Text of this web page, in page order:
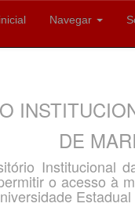
Navegar
DE
Institucional
o acesso à